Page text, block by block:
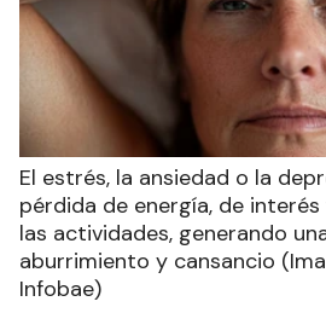
El estrés, la ansiedad o la
pérdida de energía, de
las actividades, generando
aburrimiento y cansancio
Infobae)